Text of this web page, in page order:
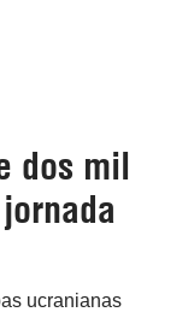
dos mil
ucranianas